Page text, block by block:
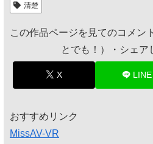
清楚
この作品ページを見てのコメン
とでも！）・シェア
X LINE
おすすめリンク
MissAV-VR